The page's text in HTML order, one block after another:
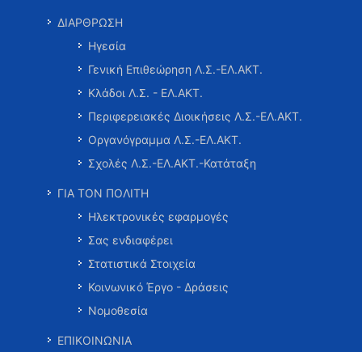
ΔΙΑΡΘΡΩΣΗ
Ηγεσία
Γενική Επιθεώρηση Λ.Σ.-ΕΛ.ΑΚΤ.
Κλάδοι Λ.Σ. - ΕΛ.ΑΚΤ.
Περιφερειακές Διοικήσεις Λ.Σ.-ΕΛ.ΑΚΤ.
Οργανόγραμμα Λ.Σ.-ΕΛ.ΑΚΤ.
Σχολές Λ.Σ.-ΕΛ.ΑΚΤ.-Κατάταξη
ΓΙΑ ΤΟΝ ΠΟΛΙΤΗ
Ηλεκτρονικές εφαρμογές
Σας ενδιαφέρει
Στατιστικά Στοιχεία
Κοινωνικό Έργο - Δράσεις
Νομοθεσία
ΕΠΙΚΟΙΝΩΝΙΑ